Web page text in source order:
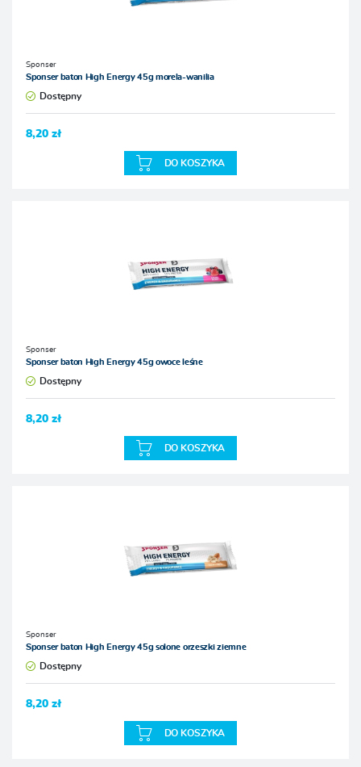
Sponser
Sponser baton High Energy 45g morela-wanilia
Dostępny
8,20 zł
DO KOSZYKA
Sponser
Sponser baton High Energy 45g owoce leśne
Dostępny
8,20 zł
DO KOSZYKA
Sponser
Sponser baton High Energy 45g solone orzeszki ziemne
Dostępny
8,20 zł
DO KOSZYKA